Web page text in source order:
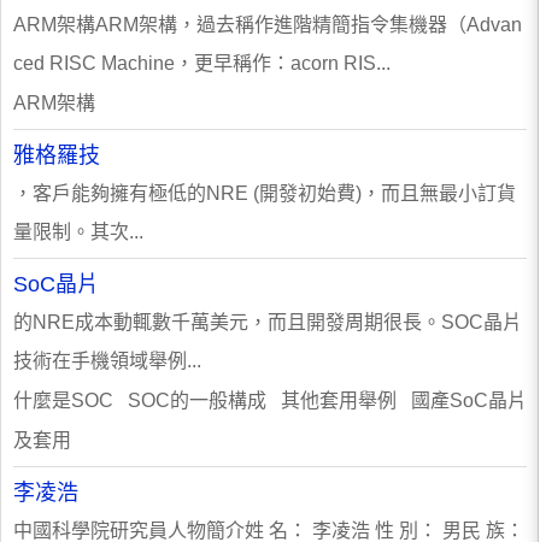
ARM架構ARM架構，過去稱作進階精簡指令集機器（Advan
ced RISC Machine，更早稱作：acorn RIS...
ARM架構
雅格羅技
，客戶能夠擁有極低的NRE (開發初始費)，而且無最小訂貨
量限制。其次...
SoC晶片
的NRE成本動輒數千萬美元，而且開發周期很長。SOC晶片
技術在手機領域舉例...
什麼是SOC SOC的一般構成 其他套用舉例 國產SoC晶片
及套用
李凌浩
中國科學院研究員人物簡介姓 名： 李凌浩 性 別： 男民 族：